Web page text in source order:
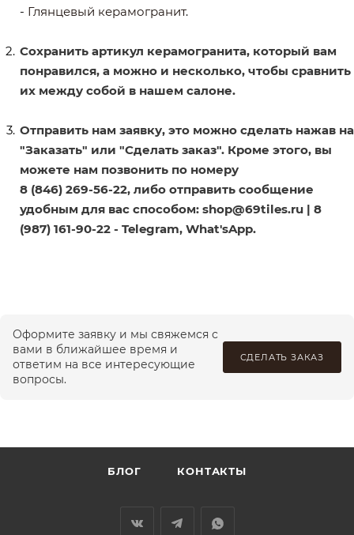
- Глянцевый керамогранит.
Сохранить артикул керамогранита, который вам
понравился, а можно и несколько, чтобы сравнить
их между собой в нашем салоне.
Отправить нам заявку, это можно сделать нажав на
"Заказать" или "Сделать заказ". Кроме этого, вы
можете нам позвонить по номеру
8 (846) 269-56-22, либо отправить сообщение
удобным для вас способом: shop@69tiles.ru | 8
(987) 161-90-22 - Telegram, What'sApp.
Оформите заявку и мы свяжемся с
вами в ближайшее время и
ответим на все интересующие
вопросы.
СДЕЛАТЬ ЗАКАЗ
БЛОГ КОНТАКТЫ